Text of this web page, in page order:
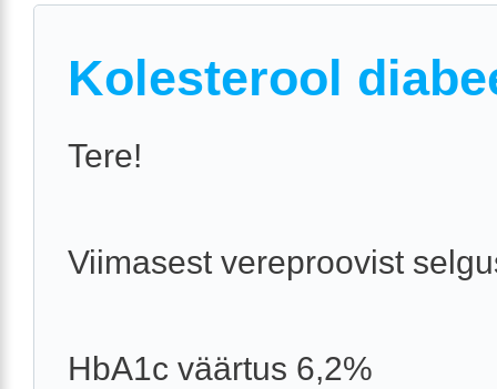
Kolesterool
Tere!
Viimasest vereproovist
HbA1c väärtus 6,2%